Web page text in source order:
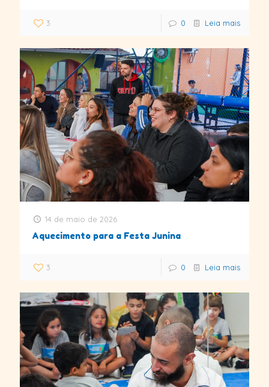
3 0 Leia mais
14 de maio de 2026
Aquecimento para a Festa Junina
3 0 Leia mais